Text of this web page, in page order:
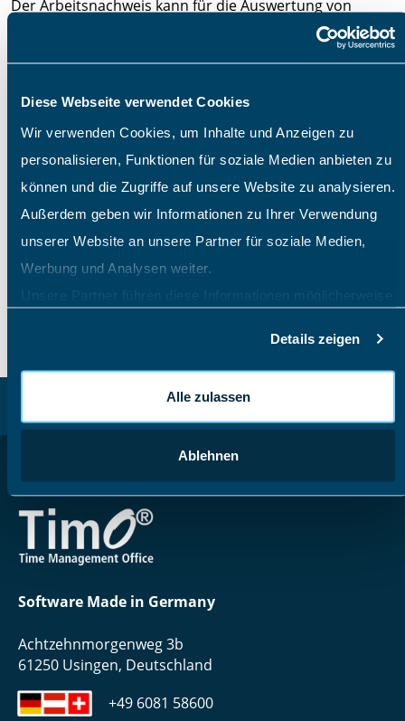
Diese Webseite verwendet Cookies
Wir verwenden Cookies, um Inhalte und Anzeigen zu
personalisieren, Funktionen für soziale Medien anbieten zu
können und die Zugriffe auf unsere Website zu analysieren.
Außerdem geben wir Informationen zu Ihrer Verwendung
unserer Website an unsere Partner für soziale Medien,
Werbung und Analysen weiter.
Unsere Partner führen diese Informationen möglicherweise
haben oder die sie im Rahmen Ihrer Nutzung der Dienste
gesammelt haben.
Details zeigen
Alle zulassen
Ablehnen
Der Arbeitsnachweis kann für die Auswertung von
Stundennachweis für Kunden genutzt werden und ist
einfache und flexible Software bereits ein. Überzeugen
Sie sich selbst und fordern Sie einen Testzugang an!
30 Tage kostenlos testen
Zurück nach oben
Software Made in Germany
Achtzehnmorgenweg 3b
61250 Usingen, Deutschland
+49 6081 58600